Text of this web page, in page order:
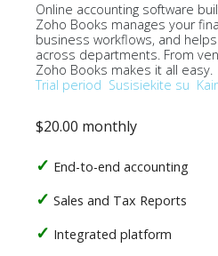
Online accounting software
Zoho Books manages your
business workflows, and
across departments. From
Zoho Books makes it all easy.
Trial period Susisiekite su
$20.00 monthly
End-to-end accounting
Sales and Tax Reports
Integrated platform